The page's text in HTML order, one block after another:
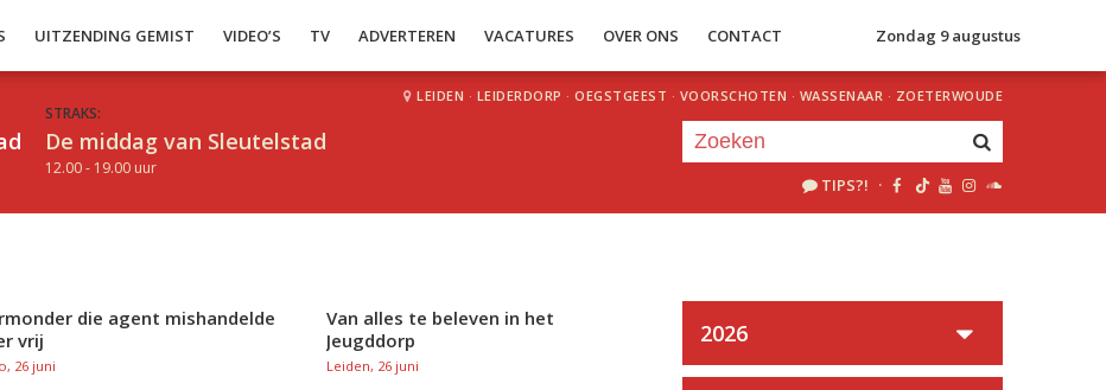
UITZENDING GEMIST VIDEO’S TV ADVERTEREN VACATURES OVER ONS CONTACT Zondag 9 augustus
STRAKS:
De middag van Sleutelstad
12.00 - 19.00 uur
LEIDEN · LEIDERDORP · OEGSTGEEST · VOORSCHOTEN · WASSENAAR · ZOETERWOUDE
TIPS?! ·
die agent mishandelde
vrij
26 juni
Van alles te beleven in het
Jeugddorp
Leiden, 26 juni
2026